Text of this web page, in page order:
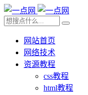
网站首页
网络技术
资源教程
css教程
html教程